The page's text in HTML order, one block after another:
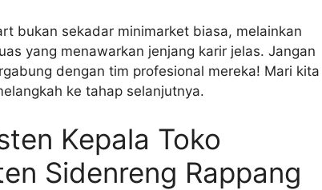
bukan sekadar minimarket biasa, melainkan
yang menawarkan jenjang karir jelas. Jangan
dengan tim profesional mereka! Mari kita
ke tahap selanjutnya.
Kepala Toko
Sidenreng Rappang